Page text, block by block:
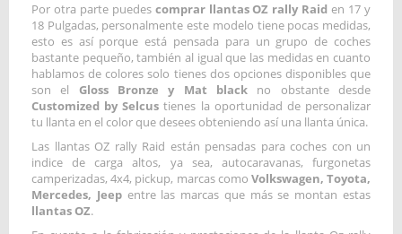
Por otra parte puedes comprar llantas OZ rally Raid en 17 y
18 Pulgadas, personalmente este modelo tiene pocas medidas,
esto es así porque está pensada para un grupo de coches
bastante pequeño, también al igual que las medidas en cuanto
hablamos de colores solo tienes dos opciones disponibles que
son el Gloss Bronze y Mat black no obstante desde
Customized by Selcus tienes la oportunidad de personalizar
tu llanta en el color que desees obteniendo así una llanta única.
Las llantas OZ rally Raid están pensadas para coches con un
indice de carga altos, ya sea, autocaravanas, furgonetas
camperizadas, 4x4, pickup, marcas como Volkswagen, Toyota,
Mercedes, Jeepentre las marcas que más se montan estas
llantas OZ.